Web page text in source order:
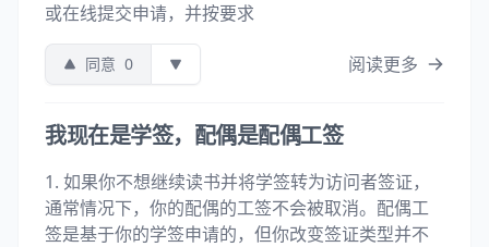
或在线提交申请，并按要求
同意 0 阅读更多
我现在是学签，配偶是配偶工签
1. 如果你不想继续读书并将学签转为访问者签证，
通常情况下，你的配偶的工签不会被取消。配偶工
签是基于你的学签申请的，但你改变签证类型并不